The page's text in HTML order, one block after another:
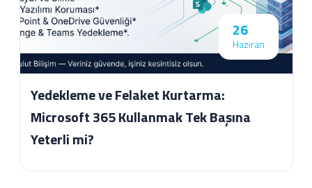
26
Haziran
Yedekleme ve Felaket Kurtarma:
Microsoft 365 Kullanmak Tek Başına
Yeterli mi?